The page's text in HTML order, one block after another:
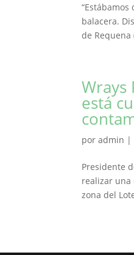
balacera.
de
Wrays
está
poradmin |
Presidente
realizar una
zona del